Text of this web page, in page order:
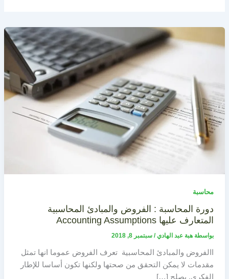
محاسبة
دورة المحاسبة : الفروض والمبادئ المحاسبية
المتعارف عليها Accounting Assumptions
بواسطة هبة عبد الهادي/ سبتمبر 8, 2018
االفروض والمبادئ المحاسبية تعرف الفروض عموما انها تمثل
مقدمات لا يمكن التحقق من صحتها ولكنها تكون أساسا للإطار
الفكري, يصلح […]